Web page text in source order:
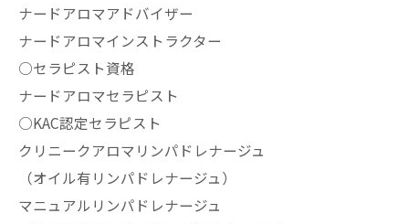
ナードアロマアドバイザー
ナードアロマインストラクター
○セラピスト資格
ナードアロマセラピスト
○KAC認定セラピスト
クリニークアロマリンパドレナージュ
（オイル有リンパドレナージュ）
マニュアルリンパドレナージュ